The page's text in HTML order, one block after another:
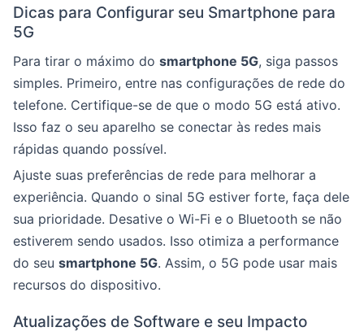
Dicas para Configurar seu Smartphone para
5G
Para tirar o máximo do smartphone 5G, siga passos
simples. Primeiro, entre nas configurações de rede do
telefone. Certifique-se de que o modo 5G está ativo.
Isso faz o seu aparelho se conectar às redes mais
rápidas quando possível.
Ajuste suas preferências de rede para melhorar a
experiência. Quando o sinal 5G estiver forte, faça dele
sua prioridade. Desative o Wi-Fi e o Bluetooth se não
estiverem sendo usados. Isso otimiza a performance
do seu smartphone 5G. Assim, o 5G pode usar mais
recursos do dispositivo.
Atualizações de Software e seu Impacto